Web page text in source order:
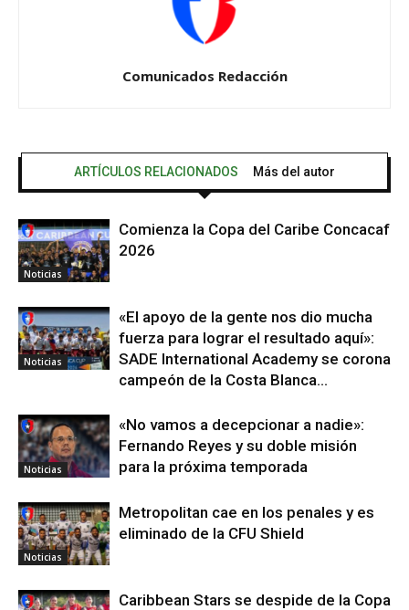
Comunicados Redacción
ARTÍCULOS RELACIONADOS Más del autor
Noticias
Comienza la Copa del Caribe Concacaf
2026
Noticias
«El apoyo de la gente nos dio mucha
fuerza para lograr el resultado aquí»:
SADE International Academy se corona
campeón de la Costa Blanca...
Noticias
«No vamos a decepcionar a nadie»:
Fernando Reyes y su doble misión
para la próxima temporada
Noticias
Metropolitan cae en los penales y es
eliminado de la CFU Shield
Caribbean Stars se despide de la Copa